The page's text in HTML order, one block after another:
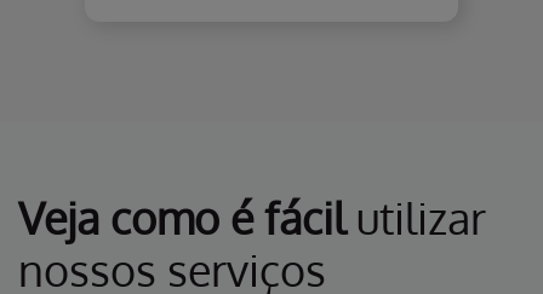
Veja como é fácilutilizar
nossos serviços